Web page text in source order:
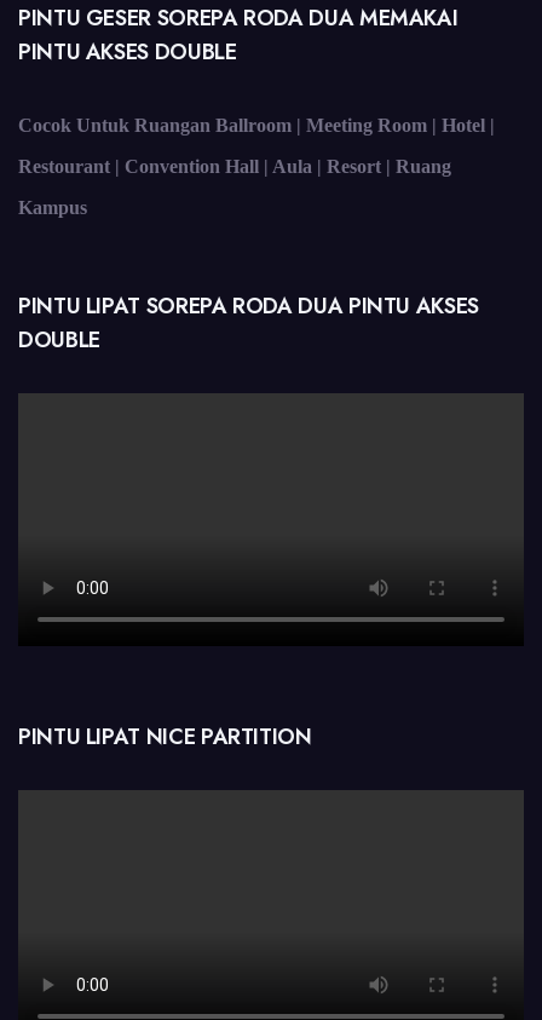
PINTU GESER SOREPA RODA DUA MEMAKAI
PINTU AKSES DOUBLE
Cocok Untuk Ruangan Ballroom | Meeting Room | Hotel |
Restourant | Convention Hall | Aula | Resort | Ruang
Kampus
PINTU LIPAT SOREPA RODA DUA PINTU AKSES
DOUBLE
PINTU LIPAT NICE PARTITION